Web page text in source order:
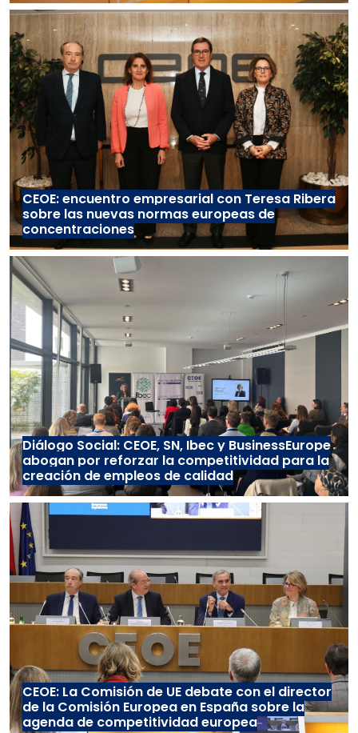
CEOE: encuentro empresarial con Teresa Ribera
sobre las nuevas normas europeas de
concentraciones
Diálogo Social: CEOE, SN, Ibec y BusinessEurope
abogan por reforzar la competitividad para la
creación de empleos de calidad
CEOE: La Comisión de UE debate con el director
de la Comisión Europea en España sobre la
agenda de competitividad europea